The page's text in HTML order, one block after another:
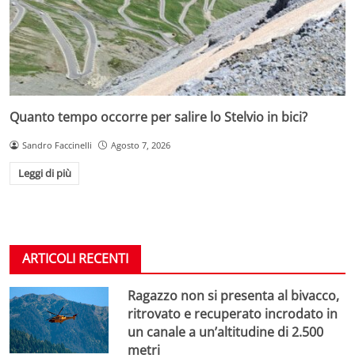
Quanto tempo occorre per salire lo Stelvio in bici?
Sandro Faccinelli Agosto 7, 2026
Leggi di più
ARTICOLI RECENTI
Ragazzo non si presenta al bivacco,
ritrovato e recuperato incrodato in
un canale a un’altitudine di 2.500
metri